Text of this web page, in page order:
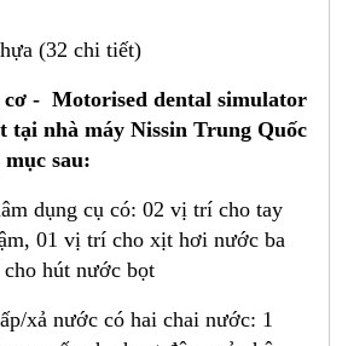
(32 chi tiết)
- Motorised dental simulator
tại nhà máy Nissin Trung Quốc
mục sau:
dụng cụ có: 02 vị trí cho tay
01 vị trí cho xịt hơi nước ba
hút nước bọt
xả nước có hai chai nước: 1